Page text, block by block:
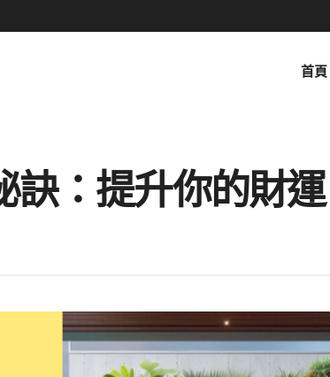
首頁
訣：提升你的財運